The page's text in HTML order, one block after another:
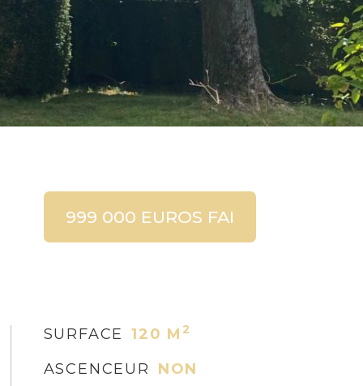
999 000 EUROS FAI
SURFACE 120 M 2
ASCENCEUR
NON